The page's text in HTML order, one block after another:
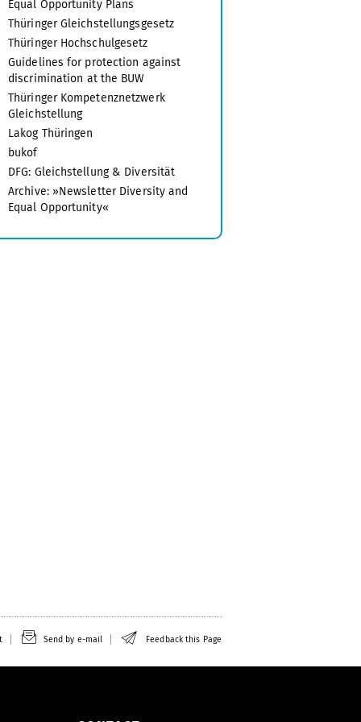
Equal Opportunity Plans
Thüringer Gleichstellungsgesetz
Thüringer Hochschulgesetz
Guidelines for protection against
discrimination at the BUW
Thüringer Kompetenznetzwerk
Gleichstellung
Lakog Thüringen
bukof
DFG: Gleichstellung & Diversität
Archive: »Newsletter Diversity and
Equal Opportunity«
Send by e-mail Feedback this Page